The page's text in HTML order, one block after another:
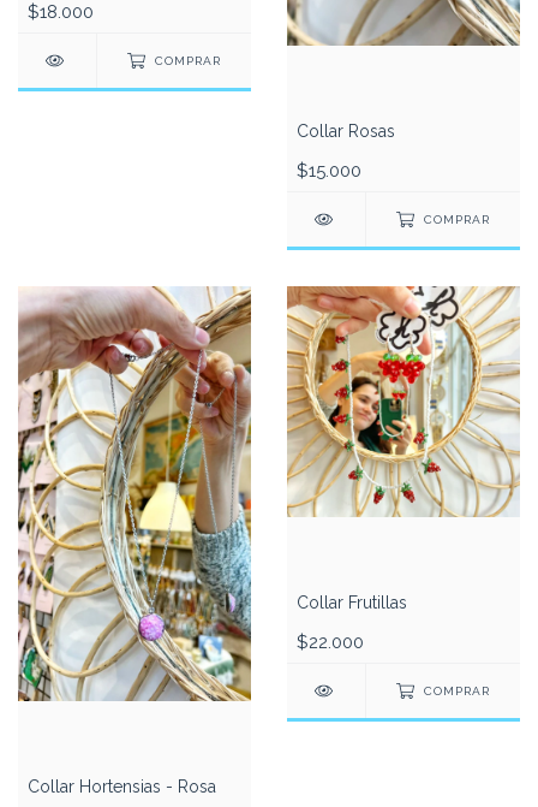
$18.000
COMPRAR
Collar Rosas
$15.000
COMPRAR
Collar Hortensias - Rosa
Collar Frutillas
$22.000
COMPRAR